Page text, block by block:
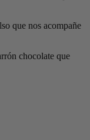
que nos acompañe
chocolate que